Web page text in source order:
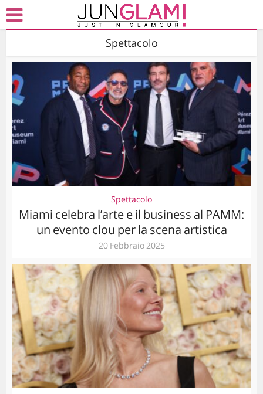
Spettacolo
Spettacolo
Miami celebra l’arte e il business al PAMM:
un evento clou per la scena artistica
20 Febbraio 2025